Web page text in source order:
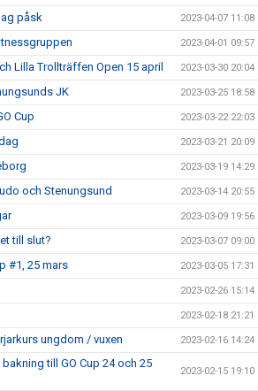
påsk 2023-04-07 11:08
2023-04-01 09:57
Lilla Trollträffen Open 15 april 2023-03-30 20:04
JK 2023-03-25 18:58
Cup 2023-03-22 22:03
2023-03-21 20:09
2023-03-19 14:29
och Stenungsund 2023-03-14 20:55
2023-03-09 19:56
till slut? 2023-03-07 09:00
#1, 25 mars 2023-03-05 17:31
2023-02-26 15:14
2023-02-18 21:21
ungdom / vuxen 2023-02-16 14:24
till GO Cup 24 och 25
2023-02-15 19:10